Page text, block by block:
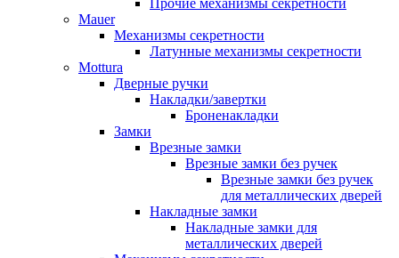
Прочие механизмы секретности
Mauer
Механизмы секретности
Латунные механизмы секретности
Mottura
Дверные ручки
Накладки/завертки
Броненакладки
Замки
Врезные замки
Врезные замки без ручек
Врезные замки без ручек
для металлических дверей
Накладные замки
Накладные замки для
металлических дверей